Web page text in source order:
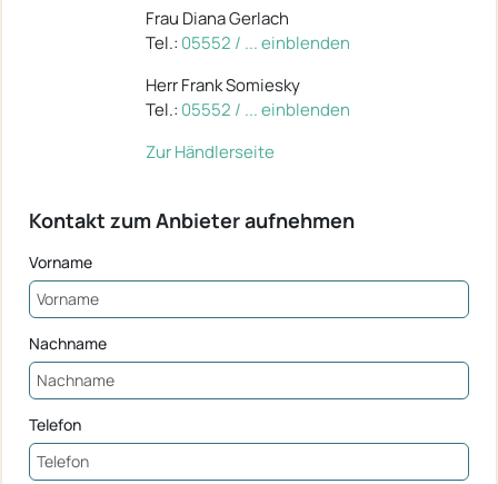
Frau Diana Gerlach
Tel.: 05552 / ... einblenden
Herr Frank Somiesky
Tel.: 05552 / ... einblenden
Zur Händlerseite
Kontakt zum Anbieter aufnehmen
Vorname
Nachname
Telefon